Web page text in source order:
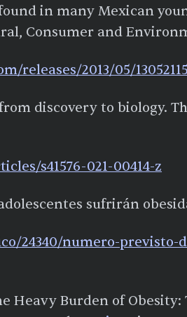
in many Mexican
Consumer and
releases/2013/05/
discovery to biology.
s41576-021-00414-z
sufrirán
24340/numero-previsto-
Heavy Burden of Obesity: